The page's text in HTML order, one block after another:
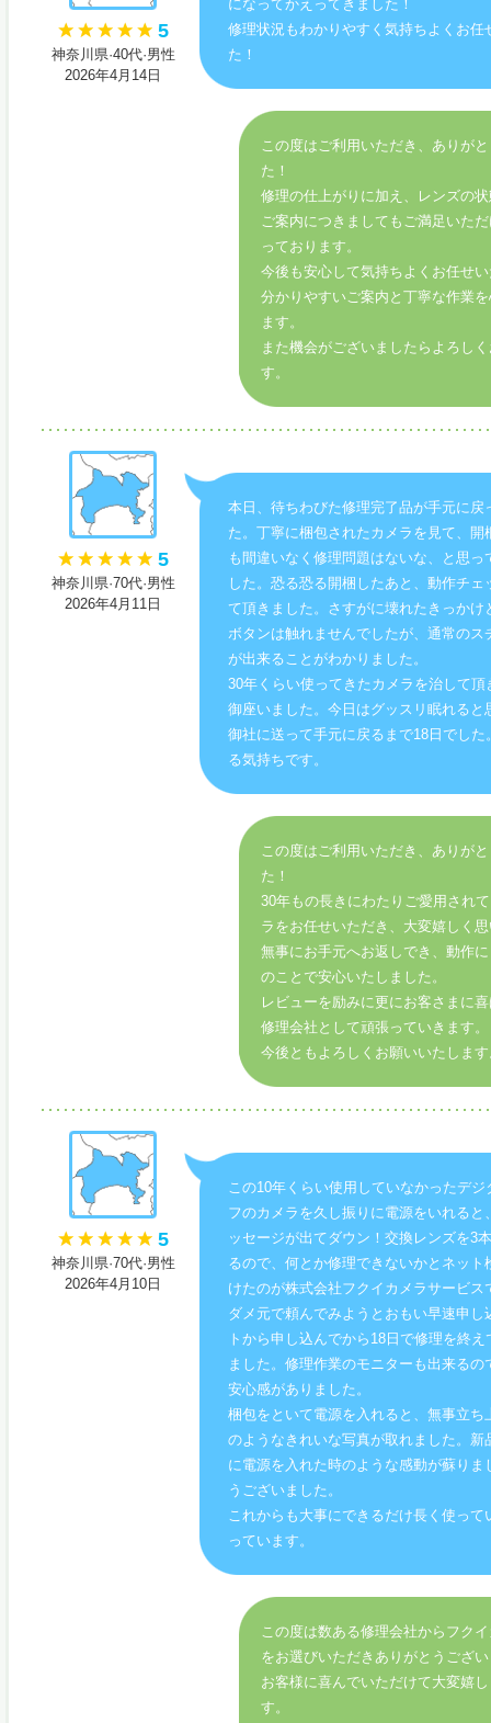
5
神奈川県·40代·男性
2026年4月14日
になってかえってきました！
修理状況もわかりやすく気持ちよくお任
た！
この度はご利用いただき、ありが
た！
修理の仕上がりに加え、レンズの
ご案内につきましてもご満足いた
っております。
今後も安心して気持ちよくお任せ
分かりやすいご案内と丁寧な作業
ます。
また機会がございましたらよろし
す。
5
神奈川県·70代·男性
2026年4月11日
本日、待ちわびた修理完了品が手元に戻
た。丁寧に梱包されたカメラを見て、開
も間違いなく修理問題はないな、と思っ
した。恐る恐る開梱したあと、動作チェ
て頂きました。さすがに壊れたきっかけ
ボタンは触れませんでしたが、通常のス
が出来ることがわかりました。
30年くらい使ってきたカメラを治して頂
御座いました。今日はグッスリ眠れると
御社に送って手元に戻るまで18日でした
る気持ちです。
この度はご利用いただき、ありが
た！
30年もの長きにわたりご愛用され
ラをお任せいただき、大変嬉しく
無事にお手元へお返しでき、動作
のことで安心いたしました。
レビューを励みに更にお客さまに
修理会社として頑張っていきます。
今後ともよろしくお願いいたしま
5
神奈川県·70代·男性
2026年4月10日
この10年くらい使用していなかったデジ
フのカメラを久し振りに電源をいれると
ッセージが出てダウン！交換レンズを3
るので、何とか修理できないかとネット
けたのが株式会社フクイカメラサービス
ダメ元で頼んでみようとおもい早速申し
トから申し込んでから18日で修理を終え
ました。修理作業のモニターも出来るの
安心感がありました。
梱包をといて電源を入れると、無事立ち
のようなきれいな写真が取れました。新
に電源を入れた時のような感動が蘇りま
うございました。
これからも大事にできるだけ長く使って
っています。
この度は数ある修理会社からフク
をお選びいただきありがとうござ
お客様に喜んでいただけて大変嬉
す。